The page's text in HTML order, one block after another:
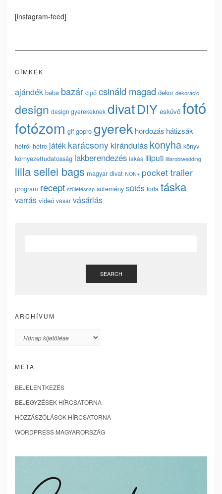
[instagram-feed]
CÍMKÉK
ajándék baba bazár cipő csináld magad dekor dekoráció
design design gyerekeknek divatDIY esküvő fotó
fotózom gif gopro gyerek hordozás hátizsák
hétről hétre játék karácsony kirándulás konyha könyv
környezettudatosság lakberendezés lakás liliputi lillarobiwedding
lilla sellei bags magyar divat NON+ pocket trailer
program recept születésnap sütemény sütés torta táska
varrás videó vásár vásárlás
SEARCH
ARCHÍVUM
Archívum
META
BEJELENTKEZÉS
BEJEGYZÉSEK HÍRCSATORNA
HOZZÁSZÓLÁSOK HÍRCSATORNA
WORDPRESS MAGYARORSZÁG